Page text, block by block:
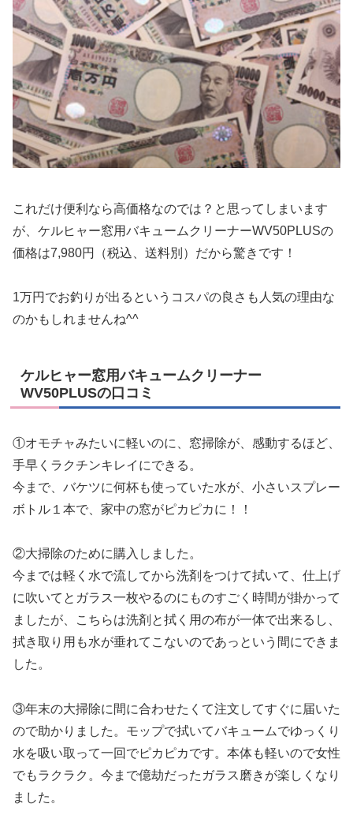
これだけ便利なら高価格なのでは？と思ってしまいます
が、 ケルヒャー窓用バキュームクリーナーWV50PLUSの
価格は7,980円（税込、送料別） だから驚きです！
1万円でお釣りが出るというコスパの良さも人気の理由な
のかもしれませんね^^
ケルヒャー窓用バキュームクリーナー
WV50PLUSの口コミ
①オモチャみたいに軽いのに、窓掃除が、感動するほど、
手早くラクチンキレイにできる。
今まで、バケツに何杯も使っていた水が、小さいスプレー
ボトル１本で、家中の窓がピカピカに！！
②大掃除のために購入しました。
今までは軽く水で流してから洗剤をつけて拭いて、仕上げ
に吹いてとガラス一枚やるのにものすごく時間が掛かって
ましたが、こちらは洗剤と拭く用の布が一体で出来るし、
拭き取り用も水が垂れてこないのであっという間にできま
した。
③年末の大掃除に間に合わせたくて注文してすぐに届いた
ので助かりました。モップで拭いてバキュームでゆっくり
水を吸い取って一回でピカピカです。本体も軽いので女性
でもラクラク。今まで億劫だったガラス磨きが楽しくなり
ました。